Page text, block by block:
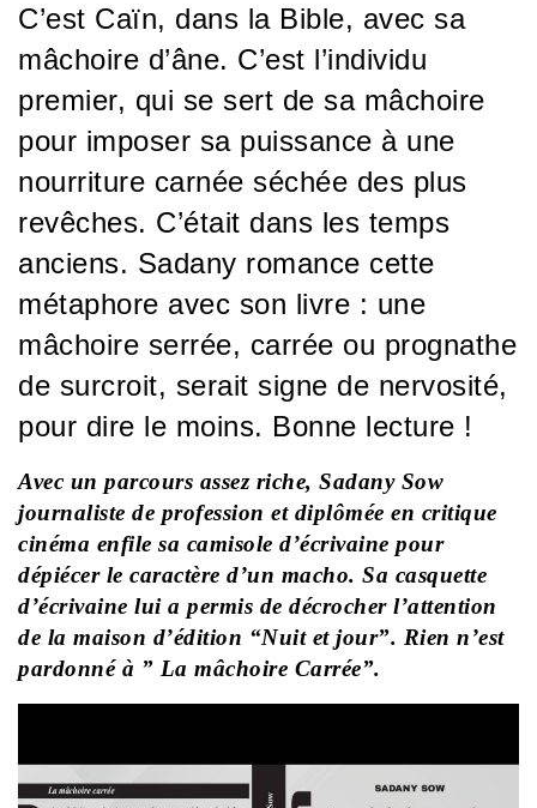
C’est Caïn, dans la Bible, avec sa
mâchoire d’âne. C’est l’individu
premier, qui se sert de sa mâchoire
pour imposer sa puissance à une
nourriture carnée séchée des plus
revêches. C’était dans les temps
anciens. Sadany romance cette
métaphore avec son livre : une
mâchoire serrée, carrée ou prognathe
de surcroit, serait signe de nervosité,
pour dire le moins. Bonne lecture !
Avec un parcours assez riche, Sadany Sow
journaliste de profession et diplômée en critique
cinéma enfile sa camisole d’écrivaine pour
dépiécer le caractère d’un macho. Sa casquette
d’écrivaine lui a permis de décrocher l’attention
de la maison d’édition “Nuit et jour”. Rien n’est
pardonné à ” La mâchoire Carrée”.